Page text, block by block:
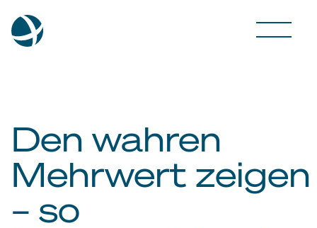
Den wahren
Mehrwert zeigen
– so